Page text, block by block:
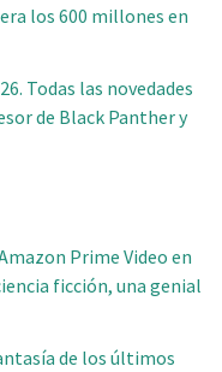
los 600 millones en
Todas las novedades
de Black Panther y
Prime Video en
ficción, una genial
de los últimos